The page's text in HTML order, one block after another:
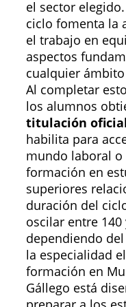
el sector
ciclo fomenta la
el trabajo en
aspectos
cualquier
Al completar
los alumnos
titulación
habilita para
mundo laboral
formación en
superiores
duración del
oscilar entre 140
dependiendo
la especialidad
formación en
Gállego está